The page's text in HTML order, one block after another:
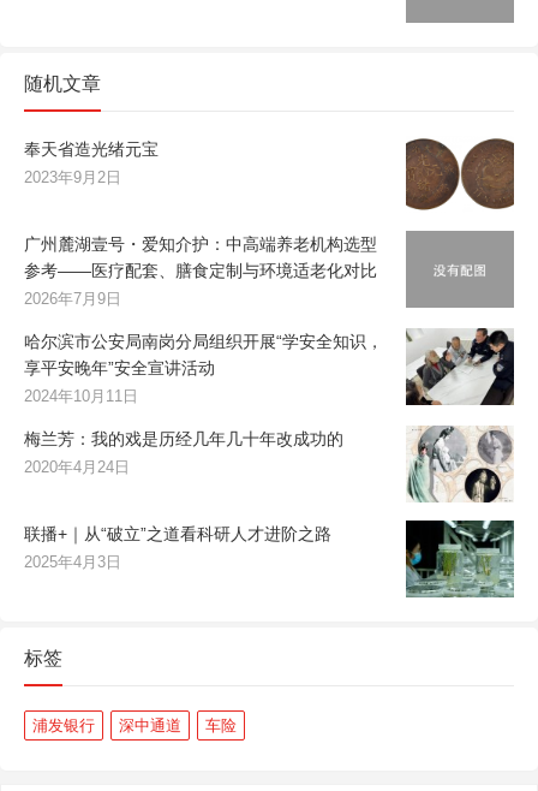
随机文章
奉天省造光绪元宝
2023年9月2日
广州麓湖壹号・爱知介护：中高端养老机构选型
参考——医疗配套、膳食定制与环境适老化对比
2026年7月9日
哈尔滨市公安局南岗分局组织开展“学安全知识，
享平安晚年”安全宣讲活动
2024年10月11日
梅兰芳：我的戏是历经几年几十年改成功的
2020年4月24日
联播+｜从“破立”之道看科研人才进阶之路
2025年4月3日
标签
浦发银行 深中通道 车险